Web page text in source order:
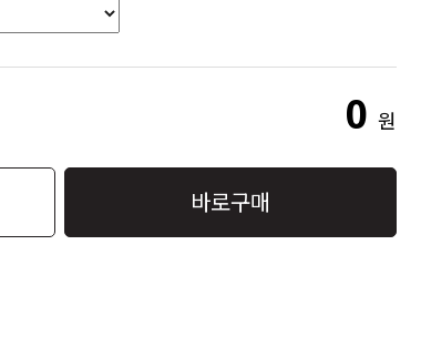
0 원
바로구매